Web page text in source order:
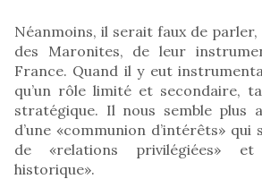
Néanmoins, il serait faux de
des Maronites, de leur
France. Quand il y eut
qu’un rôle limité et secondaire,
stratégique. Il nous semble plus
d’une «communion d’intérêts» qui
de «relations privilégiées»
historique».